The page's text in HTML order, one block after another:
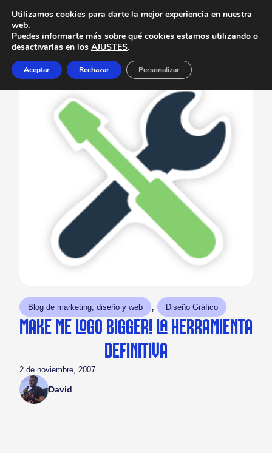
Blog de marketing, diseño y web , Diseño Gráfico
MAKE ME LOGO BIGGER! LA HERRAMIENTA
DEFINITIVA
2 de noviembre, 2007
David
Utilizamos cookies para darte la mejor experiencia en nuestra
web.
Puedes informarte más sobre qué cookies estamos utilizando o
desactivarlas en los AJUSTES.
Aceptar Rechazar Personalizar